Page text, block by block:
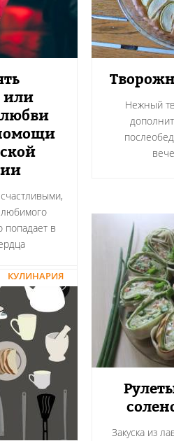
или
любимого
попадает в
Нежный
Закуска из
КУЛИНАРИЯ